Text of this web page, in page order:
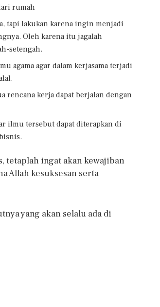
rumah
tapi lakukan karena ingin menjadi
Oleh karena itu jagalah
setengah.
agama agar dalam kerjasama terjadi
rencana kerja dapat berjalan dengan
ilmu tersebut dapat diterapkan di
tetaplah ingat akan kewajiban
Allah kesuksesan serta
yang akan selalu ada di